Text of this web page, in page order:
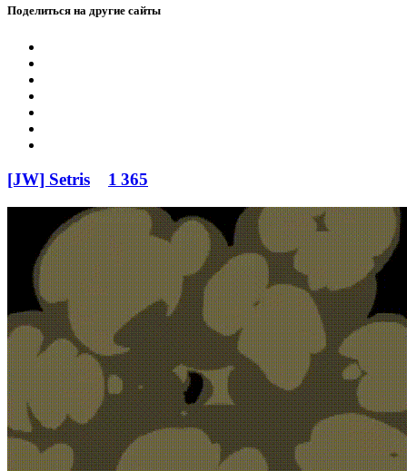
Поделиться на другие сайты
[JW] Setris 1 365